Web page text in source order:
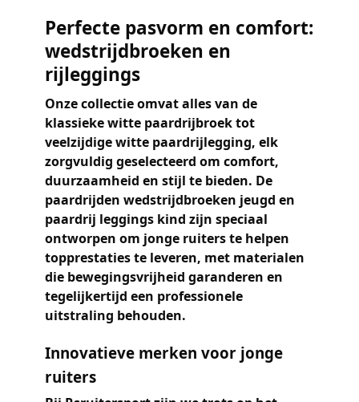
Perfecte pasvorm en comfort:
wedstrijdbroeken en
rijleggings
Onze collectie omvat alles van de
klassiekewitte paardrijbroektot
veelzijdigewitte paardrijlegging, elk
zorgvuldig geselecteerd om comfort,
duurzaamheid en stijl te bieden. De
paardrijden wedstrijdbroeken jeugd en
paardrij leggings kind zijn speciaal
ontworpen om jonge ruiters te helpen
topprestaties te leveren, met materialen
die bewegingsvrijheid garanderen en
tegelijkertijd een professionele
uitstraling behouden.
Innovatieve merken voor jonge
ruiters